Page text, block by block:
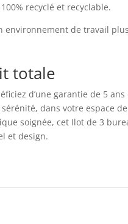
recyclé et recyclable.
de travail
totale
d’une garantie de 5
dans votre espace
soignée, cet Ilot de 3
et design.